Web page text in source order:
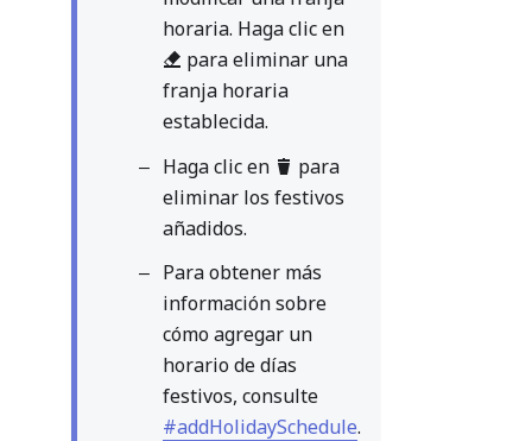
horaria. Haga clic en
para eliminar una
franja horaria
establecida.
Haga clic en
para
eliminar los festivos
añadidos.
Para obtener más
información sobre
cómo agregar un
horario de días
festivos, consulte
#addHolidaySchedule.